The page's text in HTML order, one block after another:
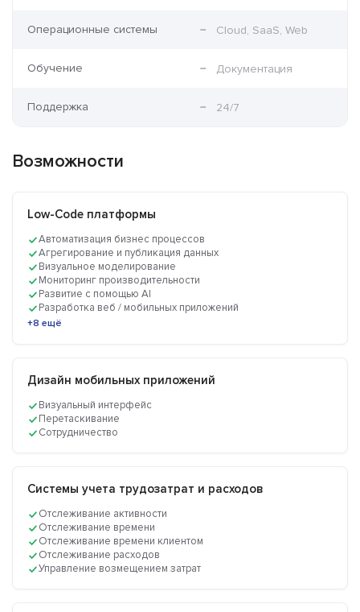
Операционные системы Cloud, SaaS, Web
Обучение Документация
Поддержка 24/7
Возможности
Low-Code платформы
Автоматизация бизнес процессов
Агрегирование и публикация данных
Визуальное моделирование
Мониторинг производительности
Развитие с помощью AI
Разработка веб / мобильных приложений
+8 ещё
Дизайн мобильных приложений
Визуальный интерфейс
Перетаскивание
Сотрудничество
Системы учета трудозатрат и расходов
Отслеживание активности
Отслеживание времени
Отслеживание времени клиентом
Отслеживание расходов
Управление возмещением затрат